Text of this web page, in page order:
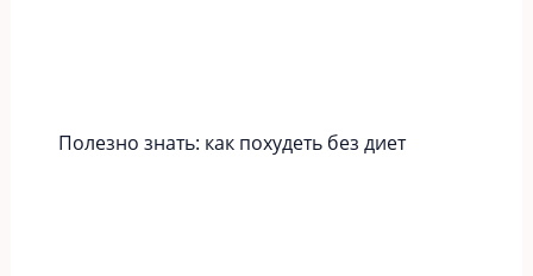
Полезно знать: как похудеть без диет